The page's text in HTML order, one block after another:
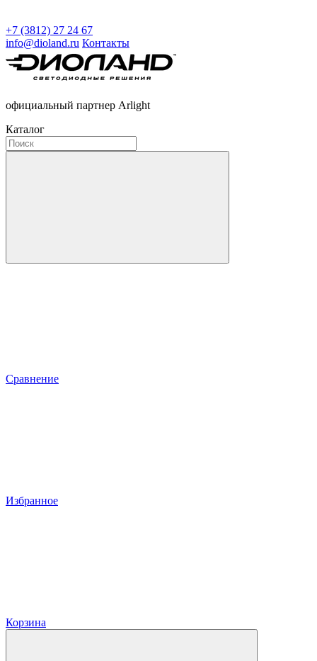
+7 (3812) 27 24 67
info@dioland.ru Контакты
официальный партнер Arlight
Каталог
Сравнение
Избранное
Корзина